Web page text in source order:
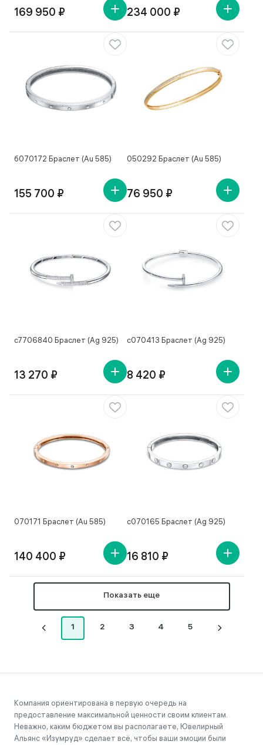
169 950 ₽ 234 000 ₽
б070172 Браслет (Au 585)
155 700 ₽
050292 Браслет (Au 585)
76 950 ₽
с7706840 Браслет (Ag 925)
13 270 ₽
с070413 Браслет (Ag 925)
8 420 ₽
070171 Браслет (Au 585)
140 400 ₽
с070165 Браслет (Ag 925)
16 810 ₽
Показать еще
1 2 3 4 5
Компания ориентирована в первую очередь на
предоставление максимальной ценности своим клиентам.
Неважно, каким бюджетом вы располагаете, Ювелирный
Альянс «Изумруд» сделает всё, чтобы ваши эмоции были